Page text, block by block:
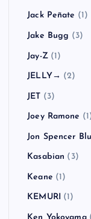
Jack Peñate (1)
Jake Bugg (3)
Jay-Z(1)
JELLY→ (2)
JET (3)
Joey Ramone
Jon Spencer
Kasabian (3)
Keane (1)
KEMURI (1)